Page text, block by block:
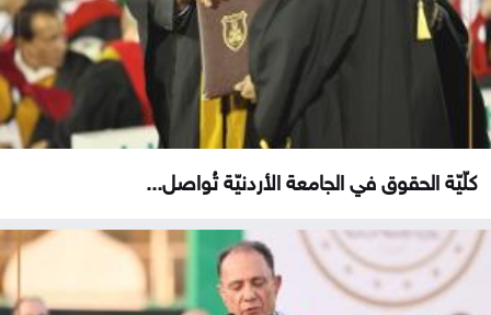
كلّيّة الحقوق في الجامعة الأردنيّة تُواصل...